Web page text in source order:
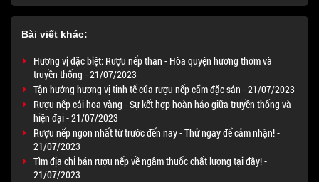
Bài viết khác:
Hương vị đặc biệt: Rượu nếp than - Hòa quyện hương thơm và
truyền thống - 21/07/2023
Tận hưởng hương vị tinh tế của rượu nếp cẩm đặc sản - 21/07/2023
Rượu nếp cái hoa vàng - Sự kết hợp hoàn hảo giữa truyền thống và
hiện đại - 21/07/2023
Rượu nếp ngon nhất từ trước đến nay - Thử ngay để cảm nhận! -
21/07/2023
Tìm địa chỉ bán rượu nếp về ngâm thuốc chất lượng tại đây! -
21/07/2023